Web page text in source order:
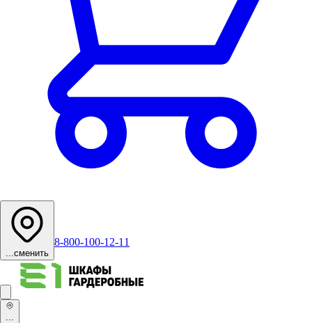
...сменить
8-800-100-12-11
...